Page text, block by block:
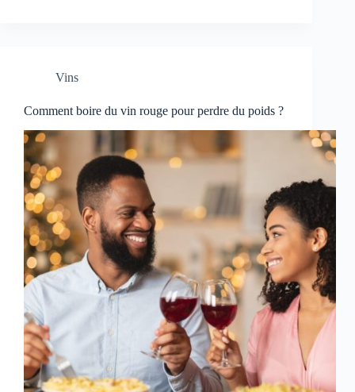
Vins
Comment boire du vin rouge pour perdre du poids ?